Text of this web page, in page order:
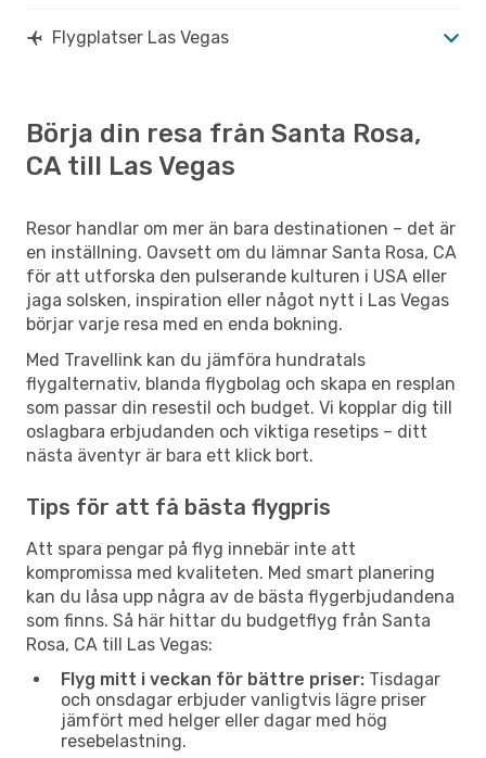
Flygplatser Las Vegas
Börja din resa från Santa Rosa,
CA till Las Vegas
Resor handlar om mer än bara destinationen – det är
en inställning. Oavsett om du lämnar Santa Rosa, CA
för att utforska den pulserande kulturen i USA eller
jaga solsken, inspiration eller något nytt i Las Vegas
börjar varje resa med en enda bokning.
Med Travellink kan du jämföra hundratals
flygalternativ, blanda flygbolag och skapa en resplan
som passar din resestil och budget. Vi kopplar dig till
oslagbara erbjudanden och viktiga resetips – ditt
nästa äventyr är bara ett klick bort.
Tips för att få bästa flygpris
Att spara pengar på flyg innebär inte att
kompromissa med kvaliteten. Med smart planering
kan du låsa upp några av de bästa flygerbjudandena
som finns. Så här hittar du budgetflyg från Santa
Rosa, CA till Las Vegas:
Flyg mitt i veckan för bättre priser: Tisdagar
och onsdagar erbjuder vanligtvis lägre priser
jämfört med helger eller dagar med hög
resebelastning.